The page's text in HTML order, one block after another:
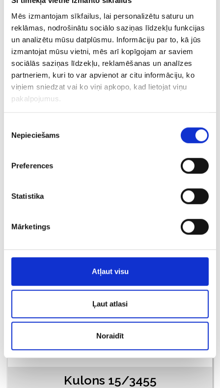
Mēs izmantojam sīkfailus, lai personalizētu saturu un
reklāmas, nodrošinātu sociālo saziņas līdzekļu funkcijas
un analizētu mūsu datplūsmu. Informāciju par to, kā jūs
izmantojat mūsu vietni, mēs arī kopīgojam ar saviem
sociālās saziņas līdzekļu, reklamēšanas un analīzes
partneriem, kuri to var apvienot ar citu informāciju, ko
viņiem sniedzat vai ko viņi apkopo, kad lietojat viņu
pakalpojumus.
izvēle
Nepieciešams
Preferences
Statistika
Mārketings
Atļaut visu
Ļaut atlasi
Noraidīt
€ 7.86
PIEVIENOT GROZAM
Kulons 15/3455